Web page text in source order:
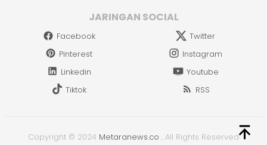
JARINGAN SOCIAL
Facebook
Twitter
Pinterest
Instagram
Linkedin
Youtube
Tiktok
RSS
Copyright © 2024 Metaranews.co . All Rights Reserved